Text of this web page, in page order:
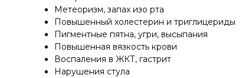
Метеоризм, запах изо рта
Повышенный холестерин и триглицериды
Пигментные пятна, угри, высыпания
Повышенная вязкость крови
Воспаления в ЖКТ, гастрит
Нарушения стула